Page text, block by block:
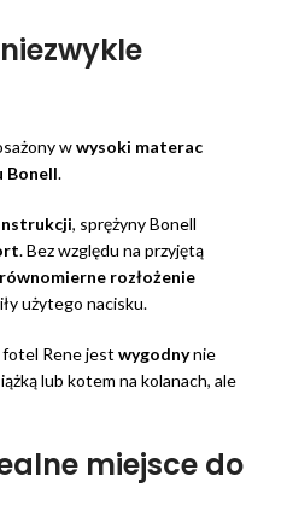
wwysoki materac
Bonell.
, sprężyny Bonell
. Bez względu na przyjętą
rozłożenie
użytego nacisku.
fotel Rene jest wygodnynie
lub kotem na kolanach, ale
miejsce do